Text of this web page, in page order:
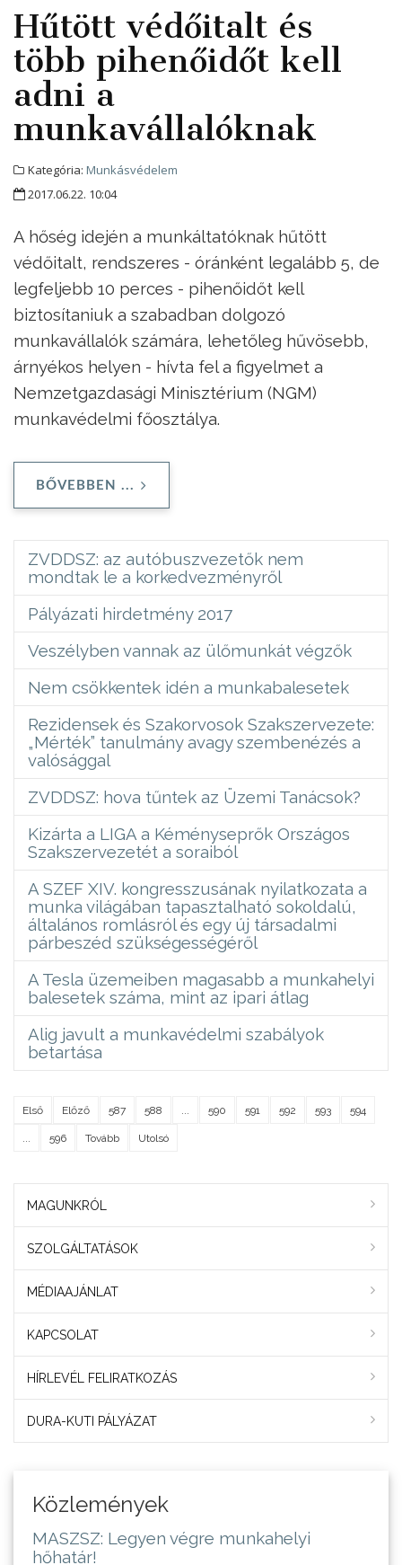
Hűtött védőitalt és
több pihenőidőt kell
adni a
munkavállalóknak
Kategória: Munkásvédelem
2017.06.22. 10:04
A hőség idején a munkáltatóknak hűtött
védőitalt, rendszeres - óránként legalább 5, de
legfeljebb 10 perces - pihenőidőt kell
biztosítaniuk a szabadban dolgozó
munkavállalók számára, lehetőleg hűvösebb,
árnyékos helyen - hívta fel a figyelmet a
Nemzetgazdasági Minisztérium (NGM)
munkavédelmi főosztálya.
BŐVEBBEN ...
ZVDDSZ: az autóbuszvezetők nem
mondtak le a korkedvezményről
Pályázati hirdetmény 2017
Veszélyben vannak az ülőmunkát végzők
Nem csökkentek idén a munkabalesetek
Rezidensek és Szakorvosok Szakszervezete:
„Mérték” tanulmány avagy szembenézés a
valósággal
ZVDDSZ: hova tűntek az Üzemi Tanácsok?
Kizárta a LIGA a Kéményseprők Országos
Szakszervezetét a soraiból
A SZEF XIV. kongresszusának nyilatkozata a
munka világában tapasztalható sokoldalú,
általános romlásról és egy új társadalmi
párbeszéd szükségességéről
A Tesla üzemeiben magasabb a munkahelyi
balesetek száma, mint az ipari átlag
Alig javult a munkavédelmi szabályok
betartása
Első Előző 587 588 590 591 592 593 594
596 Tovább Utolsó
MAGUNKRÓL
SZOLGÁLTATÁSOK
MÉDIAAJÁNLAT
KAPCSOLAT
HÍRLEVÉL FELIRATKOZÁS
DURA-KUTI PÁLYÁZAT
Közlemények
MASZSZ: Legyen végre munkahelyi
hőhatár!